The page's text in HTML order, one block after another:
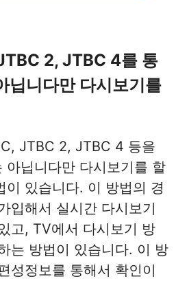
2, JTBC 4를 통
닙니다만 다시보기를
JTBC 2, JTBC 4 등을
아닙니다만 다시보기를 할
이 있습니다. 이 방법의 경
입해서 실시간 다시보기
고, TV에서 다시보기 방
는 방법이 있습니다. 이 방
성정보를 통해서 확인이